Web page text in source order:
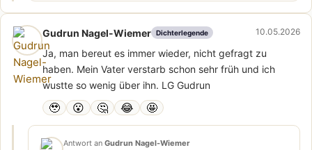
Gudrun Nagel-Wiemer Dichterlegende 10.05.2026
Ja, man bereut es immer wieder, nicht gefragt zu
haben. Mein Vater verstarb schon sehr früh und ich
wustte so wenig über ihn. LG Gudrun
🥹 😮 🤔 😂 🤩
Antwort an Gudrun Nagel-Wiemer